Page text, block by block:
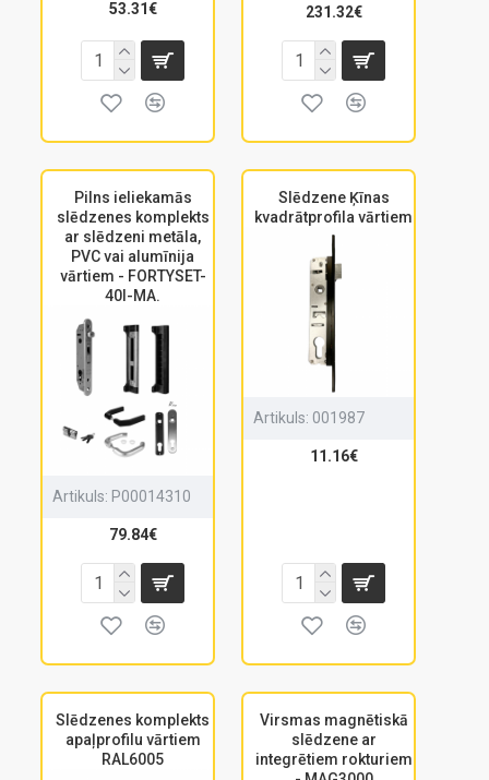
53.31€ 231.32€
Pilns ieliekamās
slēdzenes komplekts
ar slēdzeni metāla,
PVC vai alumīnija
vārtiem - FORTYSET-
40I-MA.
Artikuls: P00014310
79.84€
Slēdzene Ķīnas
kvadrātprofila vārtiem
Artikuls: 001987
11.16€
Slēdzenes komplekts
apaļprofilu vārtiem
RAL6005
Virsmas magnētiskā
slēdzene ar
integrētiem rokturiem